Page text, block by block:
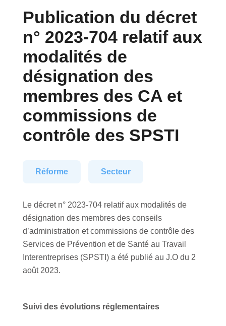
Publication du décret
n° 2023-704 relatif aux
modalités de
désignation des
membres des CA et
commissions de
contrôle des SPSTI
Réforme Secteur
Le décret n° 2023-704 relatif aux modalités de
désignation des membres des conseils
d’administration et commissions de contrôle des
Services de Prévention et de Santé au Travail
Interentreprises (SPSTI) a été publié au J.O du 2
août 2023.
Suivi des évolutions réglementaires